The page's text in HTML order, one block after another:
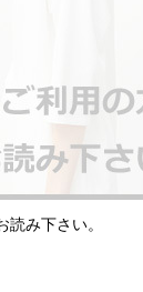
み下さい。